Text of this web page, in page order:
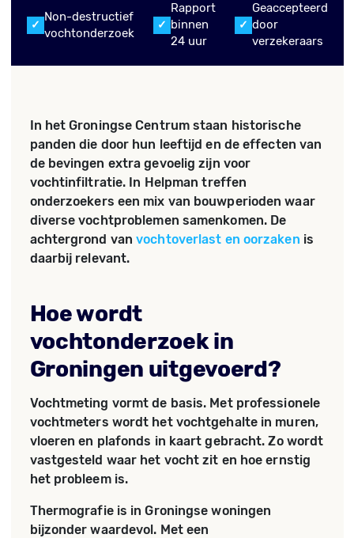
Non-destructief
vochtonderzoek
Rapport
binnen
24 uur
Geaccepteerd
door
verzekeraars
In het Groningse Centrum staan historische
panden die door hun leeftijd en de effecten van
de bevingen extra gevoelig zijn voor
vochtinfiltratie. In Helpman treffen
onderzoekers een mix van bouwperioden waar
diverse vochtproblemen samenkomen. De
achtergrond vanvochtoverlast en oorzaken is
daarbij relevant.
Hoe wordt
vochtonderzoek in
Groningen uitgevoerd?
Vochtmeting vormt de basis. Met professionele
vochtmeters wordt het vochtgehalte in muren,
vloeren en plafonds in kaart gebracht. Zo wordt
vastgesteld waar het vocht zit en hoe ernstig
het probleem is.
Thermografie is in Groningse woningen
bijzonder waardevol. Met een